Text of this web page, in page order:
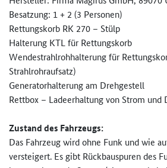
Besatzung: 1 + 2 (3 Personen)
Rettungskorb RK 270 – Stülp
Halterung KTL für Rettungskorb
Wendestrahlrohhalterung für
Strahlrohraufsatz)
Generatorhalterung am Drehgestell
Rettbox – Ladeerhaltung von Strom und
Zustand des Fahrzeugs:
Das Fahrzeug wird ohne Funk und wie
versteigert. Es gibt Rückbauspuren des